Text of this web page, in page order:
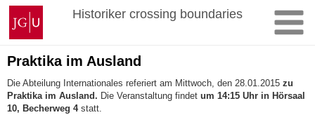
Zum
Inhalt
springen
Johannes
Gutenberg-
Universität
Mainz
Historiker crossing boundaries
Praktika im Ausland
Die Abteilung Internationales referiert am Mittwoch, den 28.01.2015 zu
Praktika im Ausland. Die Veranstaltung findet um 14:15 Uhr in Hörsaal
10, Becherweg 4statt.